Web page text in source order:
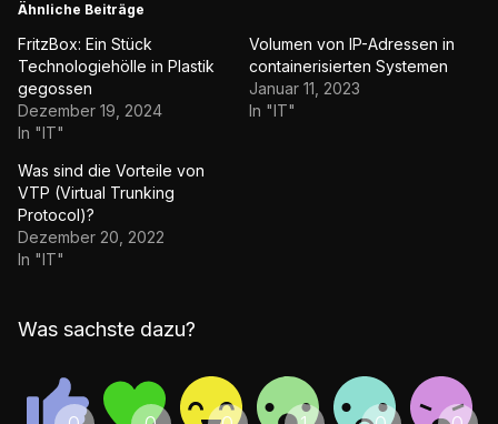
Ähnliche Beiträge
FritzBox: Ein Stück
Technologiehölle in Plastik
gegossen
Dezember 19, 2024
In "IT"
Volumen von IP-Adressen in
containerisierten Systemen
Januar 11, 2023
In "IT"
Was sind die Vorteile von
VTP (Virtual Trunking
Protocol)?
Dezember 20, 2022
In "IT"
Was sachste dazu?